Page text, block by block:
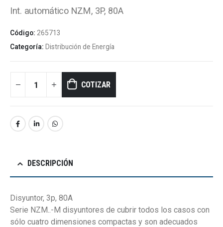
Int. automático NZM, 3P, 80A
Código: 265713
Categoría: Distribución de Energía
COTIZAR
DESCRIPCIÓN
Disyuntor, 3p, 80A
Serie NZM..-M disyuntores de cubrir todos los casos con
sólo cuatro dimensiones compactas y son adecuados